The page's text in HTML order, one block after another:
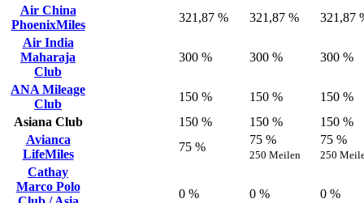
Air China
PhoenixMiles
321,87 % 321,87 %
321,87
Air India
Maharaja
Club
300 % 300 % 300 %
ANA Mileage
Club
150 % 150 %
150 %
Asiana Club
150 % 150 %
150 %
Avianca
LifeMiles
75 %
75 %
250 Meilen
75 %
250
Cathay
Marco Polo
0 % 0 % 0 %